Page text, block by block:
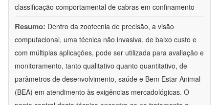
classificação comportamental de cabras em confinamento
Resumo: Dentro da zootecnia de precisão, a visão
computacional, uma técnica não invasiva, de baixo custo e
com múltiplas aplicações, pode ser utilizada para avaliação e
monitoramento, tanto qualitativo quanto quantitativo, de
parâmetros de desenvolvimento, saúde e Bem Estar Animal
(BEA) em atendimento às exigências mercadológicas. O